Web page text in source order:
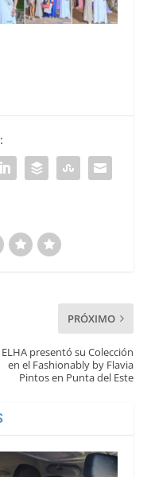
PRÓXIMO
ELHA presentó su Colección
en el Fashionably by Flavia
Pintos en Punta del Este